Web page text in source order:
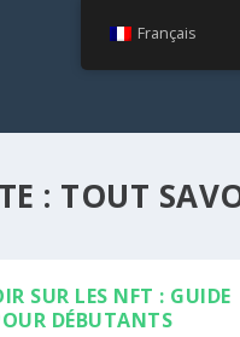
: TOUT
SUR LES NFT : GUIDE
DÉBUTANTS
Français